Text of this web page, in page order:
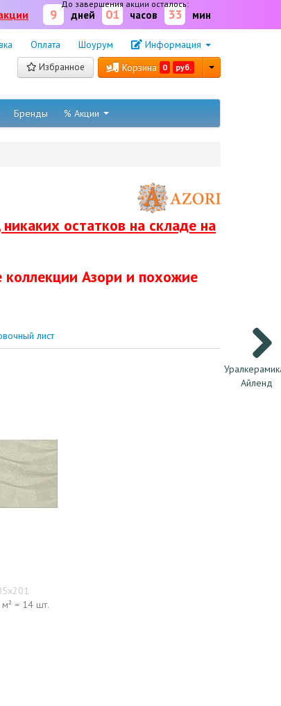
До завершения акции осталось:
9 дней 01 часов 33 мин
Оплата Шоурум Информация
Избранное Корзина 0 руб.
Бренды % Акции
Айленд
остатков на складе на
Азори и похожие
лист
= 14 шт.